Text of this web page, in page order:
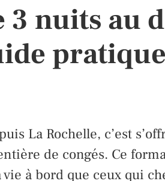
3 nuits au
pratique
La Rochelle, c’est
de congés. Ce
à bord que ceux qui